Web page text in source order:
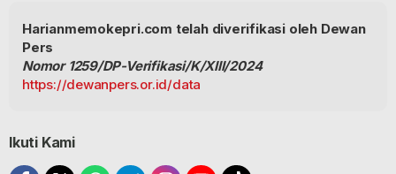
Harianmemokepri.com telah diverifikasi oleh Dewan
Pers
Nomor 1259/DP-Verifikasi/K/XIII/2024
https://dewanpers.or.id/data
Ikuti Kami